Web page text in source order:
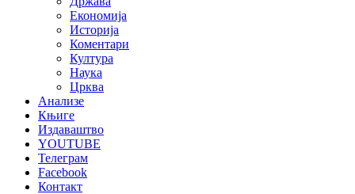
Економија
Историја
Коментари
Култура
Наука
Црква
Анализе
Књиге
Издаваштво
YOUTUBE
Телеграм
Facebook
Контакт